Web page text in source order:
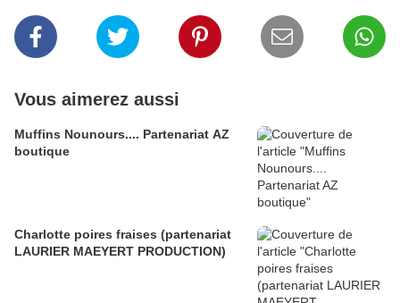
Vous aimerez aussi
Muffins Nounours.... Partenariat AZ
boutique
Charlotte poires fraises (partenariat
LAURIER MAEYERT PRODUCTION)